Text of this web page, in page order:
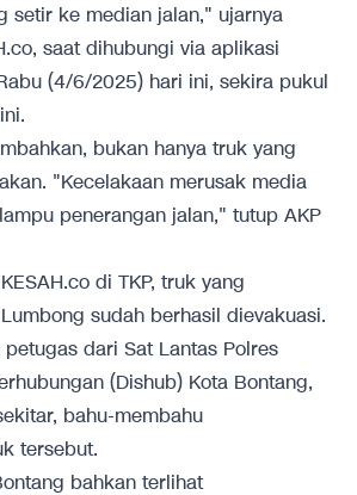
setir ke median jalan," ujarnya
saat dihubungi via aplikasi
(4/6/2025) hari ini, sekira pukul
bukan hanya truk yang
"Kecelakaan merusak media
penerangan jalan," tutup AKP
di TKP, truk yang
sudah berhasil dievakuasi.
dari Sat Lantas Polres
(Dishub) Kota Bontang,
bahu-membahu
tersebut.
bahkan terlihat